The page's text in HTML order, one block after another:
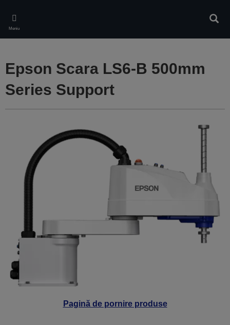
main
content
Meniu
Pagină de pornire produse
Epson Scara LS6-B 500mm
Series Support